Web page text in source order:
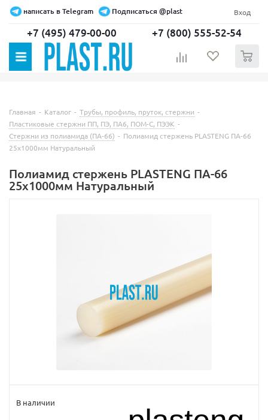
написать в Telegram Подписаться @plast Вход
+7 (495) 479-00-00 +7 (800) 555-52-54
Главная - Каталог - Трубы, профиль, пруток, стержни -
Пластиковые стержни ПП, ПЭ, ПА6, ПОМ-С, ПЭЭК -
Стержни из полиамида (ПА-66) - Полиамид стержень PLASTENG ПА-66
25х1000мм Натуральный
Полиамид стержень PLASTENG ПА-66
25х1000мм Натуральный
В наличии